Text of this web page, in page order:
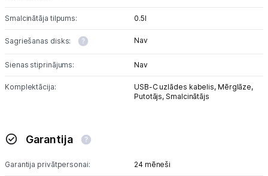
Apģērbu kopšana
Skaistumkopšana
Sports un atpūta
Ražotāju atjaunota tehnika
Vēlmju saraksts
Smalcinātāja tilpums: 0.5l
Sagriešanas disks: Nav
Sienas stiprinājums: Nav
Komplektācija: USB-C uzlādes kabelis, Mērglāze,
Putotājs, Smalcinātājs
Garantija
Garantija privātpersonai: 24 mēneši